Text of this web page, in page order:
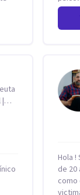
de
o
bienestar. Trabajo
Hola
de
como